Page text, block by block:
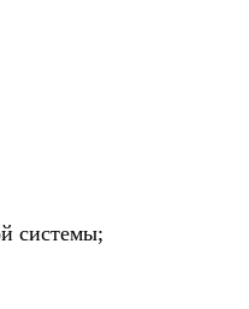
системы;